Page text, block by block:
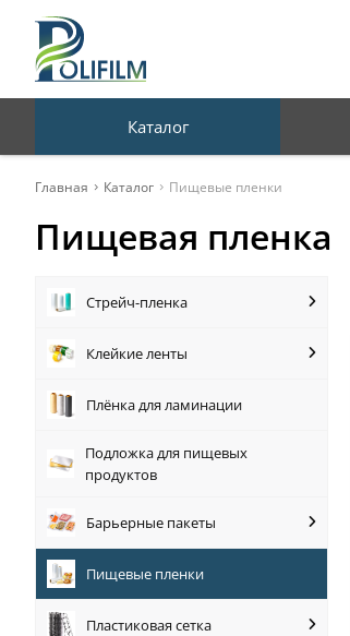
Каталог
Главная Каталог Пищевые пленки
Пищевая пленка
Стрейч-пленка
Клейкие ленты
Плёнка для ламинации
Подложка для пищевых
продуктов
Барьерные пакеты
Пищевые пленки
Пластиковая сетка